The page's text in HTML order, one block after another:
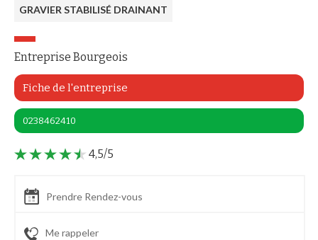
GRAVIER STABILISÉ DRAINANT
Entreprise Bourgeois
Fiche de l'entreprise
0238462410
4,5/5
Prendre Rendez-vous
Me rappeler